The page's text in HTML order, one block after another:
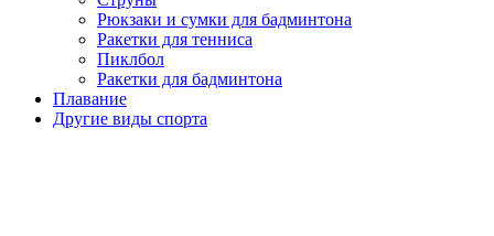
Рюкзаки и сумки для бадминтона
Ракетки для тенниса
Пиклбол
Ракетки для бадминтона
Плавание
Другие виды спорта